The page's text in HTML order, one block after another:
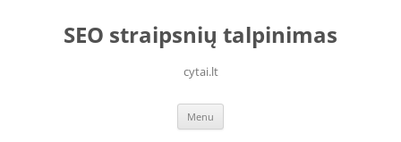
contentSEO straipsnių talpinimas
cytai.lt
Menu